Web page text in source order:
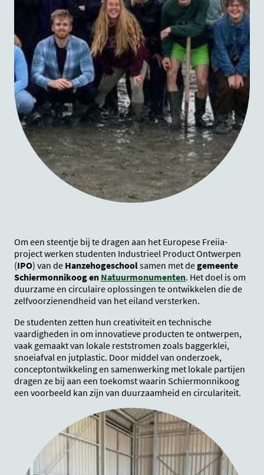
Om een steentje bij te dragen aan het Europese Freiia-
project werken studenten Industrieel Product Ontwerpen
(IPO) van de Hanzehogeschoolsamen met degemeente
Schiermonnikoog en Natuurmonumenten. Het doel is om
duurzame en circulaire oplossingen te ontwikkelen die de
zelfvoorzienendheid van het eiland versterken.
De studenten zetten hun creativiteit en technische
vaardigheden in om innovatieve producten te ontwerpen,
vaak gemaakt van lokale reststromen zoals baggerklei,
snoeiafval en jutplastic. Door middel van onderzoek,
conceptontwikkeling en samenwerking met lokale partijen
dragen ze bij aan een toekomst waarin Schiermonnikoog
een voorbeeld kan zijn van duurzaamheid en circulariteit.